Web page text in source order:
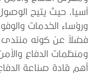
آسيا، حيث يتيح الوصول
ورؤساء الخدمات
فضلاً عن كونه منتدى
ومنظمات الدفاع
أهم قادة صناعة الدفاع